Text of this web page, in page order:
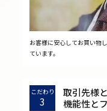
お客様に安心してお買い物
ています。
こだわり
3
取引先様
機能性と